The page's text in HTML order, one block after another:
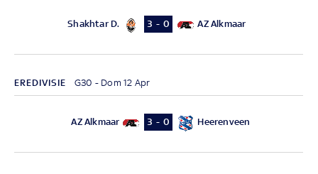
Shakhtar D. 3 - 0 AZ Alkmaar
EREDIVISIE G30 - Dom 12 Apr
AZ Alkmaar 3 - 0 Heerenveen